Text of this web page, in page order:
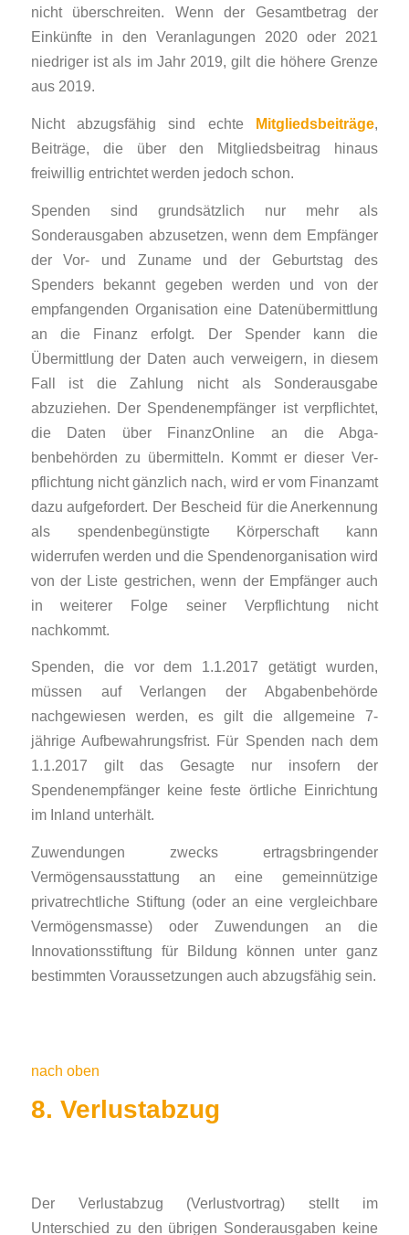
nicht überschreiten. Wenn der Gesamtbetrag der
Einkünfte in den Veranlagungen 2020 oder 2021
niedriger ist als im Jahr 2019, gilt die höhere Grenze
aus 2019.
Nicht abzugsfähig sind echte Mitgliedsbeiträge,
Beiträge, die über den Mitgliedsbeitrag hinaus
freiwillig entrichtet werden jedoch schon.
Spenden sind grundsätzlich nur mehr als
Sonderausgaben ab­zu­setzen, wenn dem Empfänger
der Vor- und Zuname und der Geburtstag des
Spenders be­kannt gegeben wer­­den und von der
empfangenden Organisation eine Datenübermittlung
an die Finanz erfolgt. Der Spender kann die
Übermittlung der Daten auch verweigern, in diesem
Fall ist die Zahlung nicht als Sonderausgabe
abzuziehen. Der Spen­den­em­­pfänger ist verpflichtet,
die Daten über FinanzOnline an die Ab­ga­
benbehörden zu übermitteln. Kommt er dieser Ver­
pflichtung nicht gänzlich nach, wird er vom Finanzamt
dazu aufgefordert. Der Bescheid für die Anerkennung
als spen­den­be­güns­tigte Kör­per­schaft kann
widerrufen werden und die Spendenorganisation wird
von der Liste ge­stri­chen, wenn der Empfänger auch
in weiterer Folge seiner Verpflichtung nicht
nachkommt.
Spenden, die vor dem 1.1.2017 getätigt wurden,
müssen auf Verlangen der Ab­gaben­behörde
nachgewiesen werden, es gilt die allgemeine 7-
jährige Aufbewahrungsfrist. Für Spenden nach dem
1.1.2017 gilt das Gesagte nur insofern der
Spendenempfänger keine feste örtliche Einrichtung
im Inland unterhält.
Zuwendungen zwecks ertragsbringender
Vermögensausstattung an eine gemeinnützige
privatrechtliche Stiftung (oder an eine vergleichbare
Vermögensmasse) oder Zuwendungen an die
Innovationsstiftung für Bildung können unter ganz
bestimmten Voraussetzungen auch abzugsfähig sein.
nach oben
8. Verlustabzug
Der Verlustabzug (Verlustvortrag) stellt im
Unterschied zu den übrigen Sonderausgaben keine